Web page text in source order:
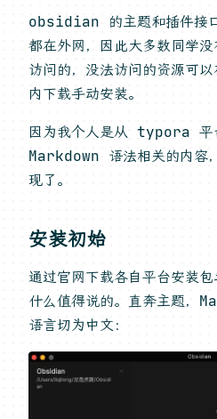
obsidian 的主题和插件接
都在外网，因此大多数同学
访问的，没法访问的资源可
内下载手动安装。
因为我个人是从 typora 平
Markdown 语法相关的内容
现了。
安装初始
通过官网下载各自平台安装
什么值得说的。直奔主题，
语言切为中文：